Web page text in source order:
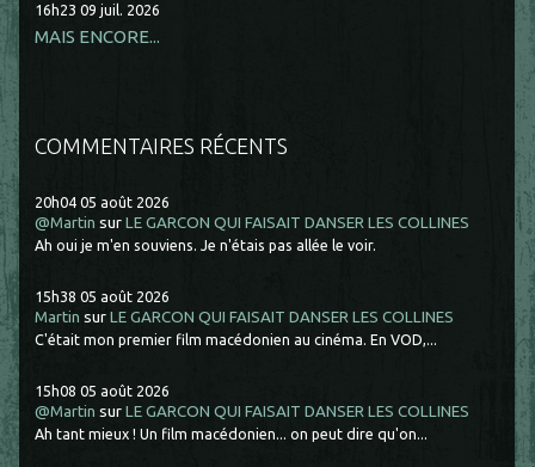
16h23 09 juil. 2026
MAIS ENCORE...
COMMENTAIRES RÉCENTS
20h04 05 août 2026
@Martin surLE GARCON QUI FAISAIT DANSER LES COLLINES
Ah oui je m'en souviens. Je n'étais pas allée le voir.
15h38 05 août 2026
Martin surLE GARCON QUI FAISAIT DANSER LES COLLINES
C'était mon premier film macédonien au cinéma. En VOD,...
15h08 05 août 2026
@Martin surLE GARCON QUI FAISAIT DANSER LES COLLINES
Ah tant mieux ! Un film macédonien... on peut dire qu'on...